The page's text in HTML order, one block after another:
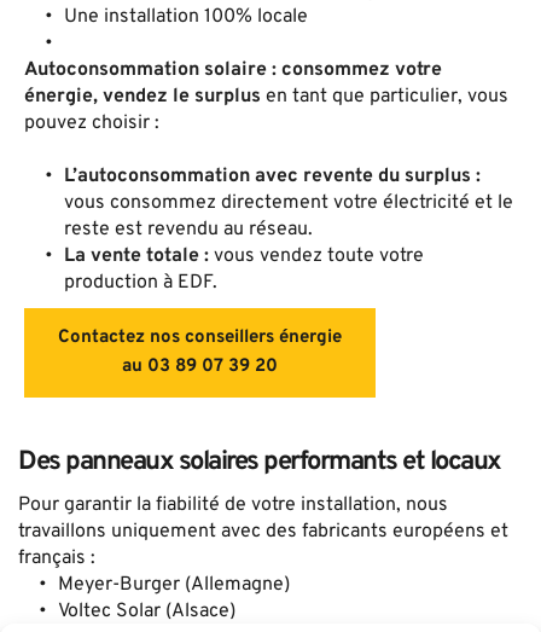
Une installation 100% locale
Autoconsommation solaire : consommez votre
énergie, vendez le surplus en tant que particulier, vous
pouvez choisir :
vous consommez directement votre électricité et le
reste est revendu au réseau.
La vente totale : vous vendez toute votre
production à EDF.
Contactez nos conseillers énergie
au 03 89 07 39 20
Des panneaux solaires performants et locaux
Pour garantir la fiabilité de votre installation, nous
travaillons uniquement avec des fabricants européens et
français :
Meyer-Burger (Allemagne)
Voltec Solar (Alsace)